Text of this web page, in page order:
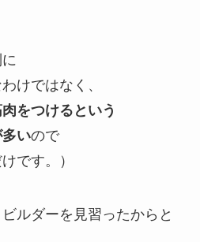
けではなく、
をつけるという
いので
です。）
ルダーを見習ったからと